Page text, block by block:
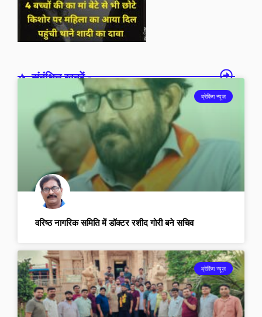
संबंधित खबरें -
ब्रेकिंग न्यूज़
वरिष्ठ नागरिक समिति में डॉक्टर रशीद गोरी बने सचिव
ब्रेकिंग न्यूज़